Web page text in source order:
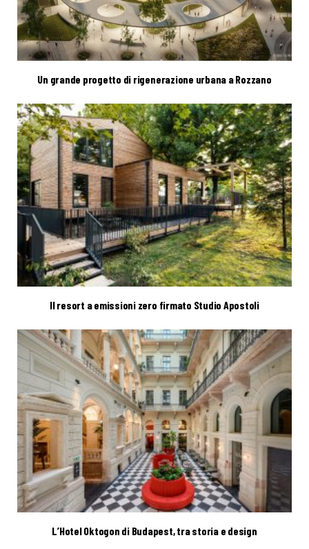
Un grande progetto di rigenerazione urbana a Rozzano
Il resort a emissioni zero firmato Studio Apostoli
L’Hotel Oktogon di Budapest, tra storia e design